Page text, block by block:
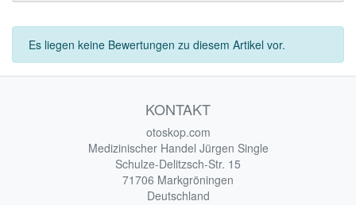
Es liegen keine Bewertungen zu diesem Artikel vor.
KONTAKT
otoskop.com
Medizinischer Handel Jürgen Single
Schulze-Delitzsch-Str. 15
71706 Markgröningen
Deutschland